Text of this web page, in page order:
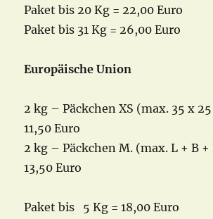
Paket bis 20 Kg = 22,00 Euro
Paket bis 31 Kg = 26,00 Euro
Europäische Union
2 kg – Päckchen XS (max. 35 x
11,50 Euro
2 kg – Päckchen M. (max. L + B +
13,50 Euro
Paket bis 5 Kg = 18,00 Euro